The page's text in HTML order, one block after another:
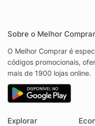
Sobre o Melhor Comprar
O Melhor Comprar é
códigos promocionais,
mais de 1900 lojas online.
Explorar